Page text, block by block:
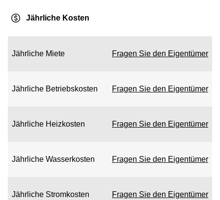
Jährliche Kosten
Jährliche Miete Fragen Sie den Eigentümer
Jährliche Betriebskosten Fragen Sie den Eigentümer
Jährliche Heizkosten Fragen Sie den Eigentümer
Jährliche Wasserkosten Fragen Sie den Eigentümer
Jährliche Stromkosten Fragen Sie den Eigentümer